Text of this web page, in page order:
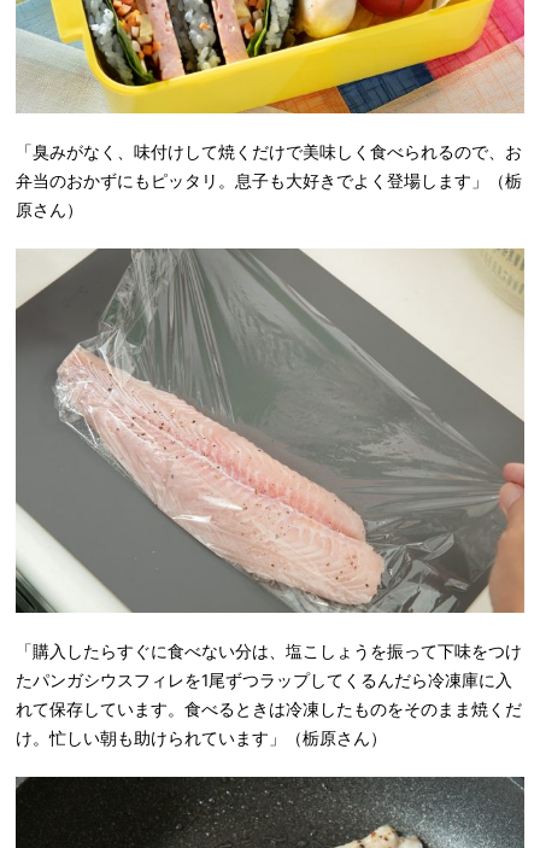
「臭みがなく、味付けして焼くだけで美味しく食べられるので、お
弁当のおかずにもピッタリ。息子も大好きでよく登場します」（栃
原さん）
「購入したらすぐに食べない分は、塩こしょうを振って下味をつけ
たパンガシウスフィレを1尾ずつラップしてくるんだら冷凍庫に入
れて保存しています。食べるときは冷凍したものをそのまま焼くだ
け。忙しい朝も助けられています」（栃原さん）